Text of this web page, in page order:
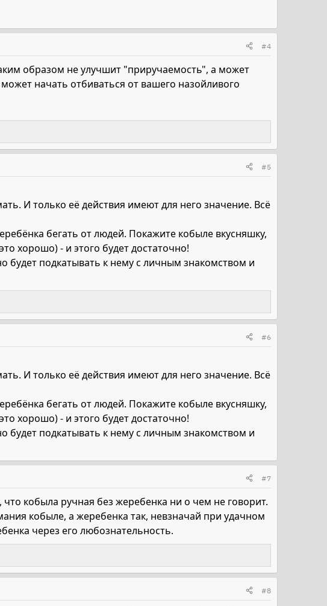
можно ко мне)
#4
образом не улучшит "приручаемость", а может
начать отбиваться от вашего назойливого
#5
И только её действия имеют для него значение. Всё
бегать от людей. Покажите кобыле вкусняшку,
хорошо) - и этого будет достаточно!
будет подкатывать к нему с личным знакомством и
#6
И только её действия имеют для него значение. Всё
бегать от людей. Покажите кобыле вкусняшку,
хорошо) - и этого будет достаточно!
будет подкатывать к нему с личным знакомством и
#7
кобыла ручная без жеребенка ни о чем не говорит.
кобыле, а жеребенка так, невзначай при удачном
через его любознательность.
#8